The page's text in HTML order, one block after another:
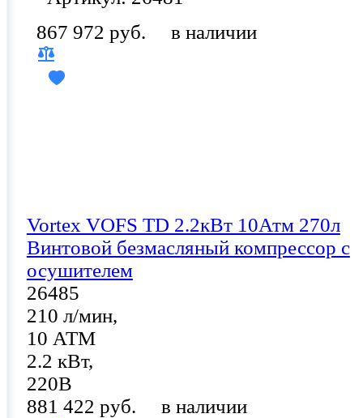
867 972 руб.
в наличии
Vortex VOFS TD 2.2кВт 10Атм 270л
Винтовой безмасляный компрессор с
осушителем
26485
210 л/мин,
10 АТМ
2.2 кВт,
220В
881 422 руб.
в наличии